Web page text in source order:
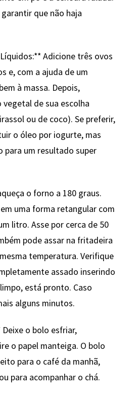
que não haja
Adicione três ovos
e, com a ajuda de um
à massa. Depois,
de sua escolha
ou de coco). Se preferir,
o óleo por iogurte, mas
para um resultado super
o forno a 180 graus.
uma forma retangular com
litro. Asse por cerca de 50
pode assar na fritadeira
temperatura. Verifique
assado inserindo
está pronto. Caso
alguns minutos.
o bolo esfriar,
o papel manteiga. O bolo
para o café da manhã,
para acompanhar o chá.